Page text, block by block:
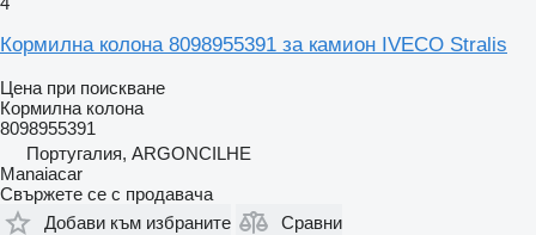
Кормилна колона 8098955391 за камион IVECO Stralis
Цена при поискване
Кормилна колона
8098955391
Португалия, ARGONCILHE
Manaiacar
Свържете се с продавача
Добави към избраните
Сравни